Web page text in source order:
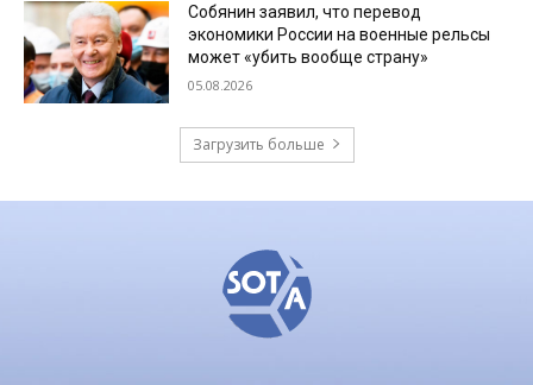
Собянин заявил, что перевод
экономики России на военные рельсы
может «убить вообще страну»
05.08.2026
Загрузить больше